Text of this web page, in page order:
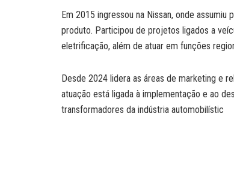
Em 2015 ingressou na Nissan, onde
produto. Participou de projetos ligados a
eletrificação, além de atuar em funções
Desde 2024 lidera as áreas de marketing e
atuação está ligada à implementação e ao
transformadores da indústria automobilístic